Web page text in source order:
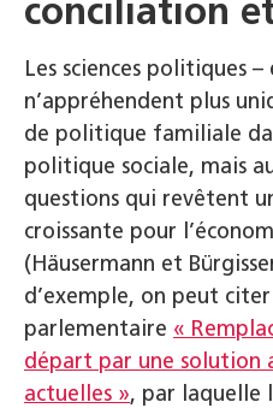
conciliation
Les sciences politiques
n’appréhendent plus
de politique familiale
politique sociale, mais
questions qui revêtent
croissante pour
(Häusermann et
d’exemple, on peut
parlementaire «
départ par une solution
actuelles », par laquelle